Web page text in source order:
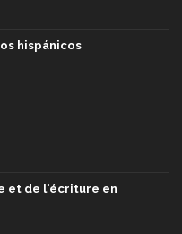
hispánicos
et de l'écriture en